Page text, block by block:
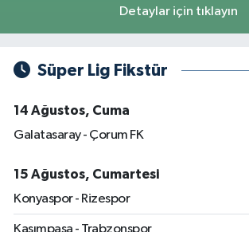
Detaylar için tıklayın
Süper Lig Fikstür
14 Ağustos, Cuma
Galatasaray - Çorum FK
15 Ağustos, Cumartesi
Konyaspor - Rizespor